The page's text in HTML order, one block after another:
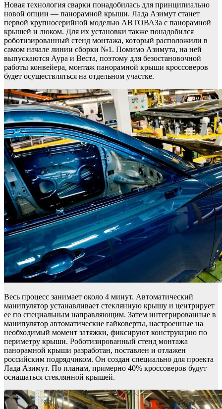
Новая технология сварки понадобилась для принципиально
новой опции — панорамной крыши. Лада Азимут станет
первой крупносерийной моделью АВТОВАЗа с панорамной
крышей и люком. Для их установки также понадобился
роботизированный стенд монтажа, который расположили в
самом начале линии сборки №1. Помимо Азимута, на ней
выпускаются Аура и Веста, поэтому для безостановочной
работы конвейера, монтаж панорамной крыши кроссоверов
будет осуществляться на отдельном участке.
Весь процесс занимает около 4 минут. Автоматический
манипулятор устанавливает стеклянную крышу и центрирует
ее по специальным направляющим. Затем интегрированные в
манипулятор автоматические гайковерты, настроенные на
необходимый момент затяжки, фиксируют конструкцию по
периметру крыши. Роботизированный стенд монтажа
панорамной крыши разработан, поставлен и отлажен
российским подрядчиком. Он создан специально для проекта
Лада Азимут. По планам, примерно 40% кроссоверов будут
оснащаться стеклянной крышей.